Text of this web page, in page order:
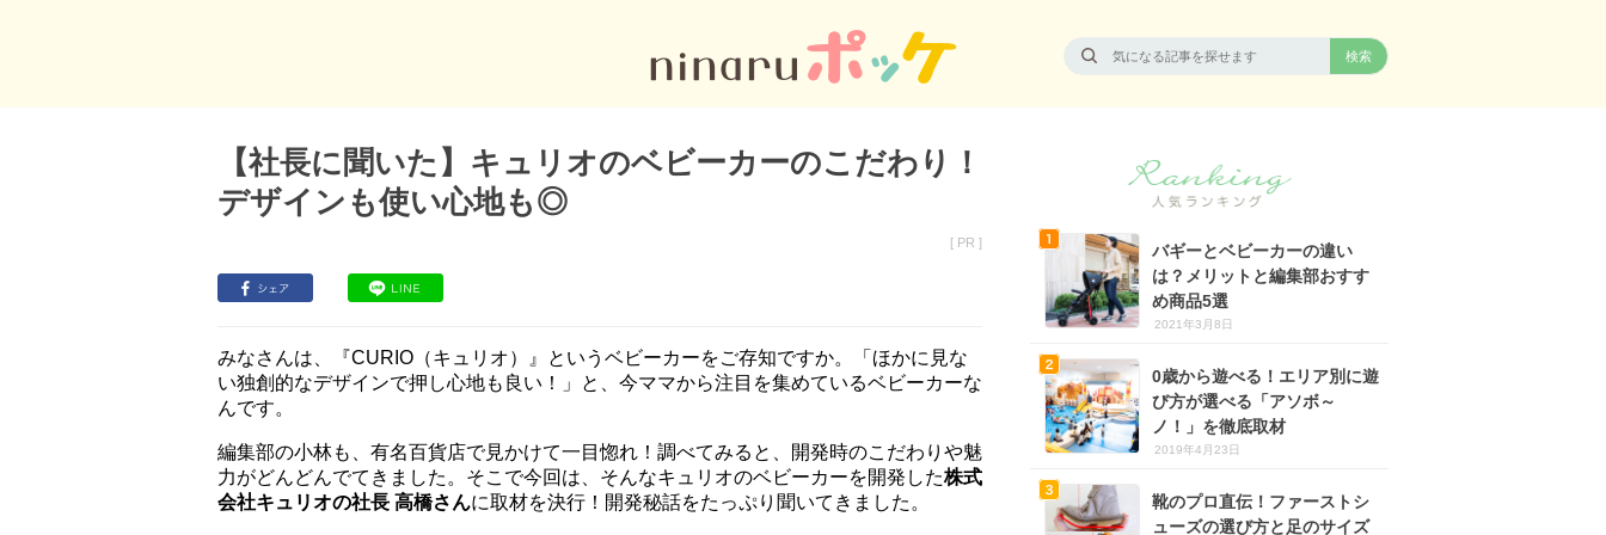
【社長に聞いた】キュリオのベビーカーのこだわり！
デザインも使い心地も◎
[ PR ]
みなさんは、『CURIO（キュリオ）』というベビーカーをご存知ですか。「ほかに見な
い独創的なデザインで押し心地も良い！」と、今ママから注目を集めているベビーカーな
んです。
編集部の小林も、有名百貨店で見かけて一目惚れ！調べてみると、開発時のこだわりや魅
力がどんどんでてきました。そこで今回は、そんなキュリオのベビーカーを開発した株式
会社キュリオの社長 高橋さんに取材を決行！開発秘話をたっぷり聞いてきました。
バギーとベビーカーの違い
は？メリットと編集部おすす
め商品5選
2021年3月8日
0歳から遊べる！エリア別に遊
び方が選べる「アソボ～
ノ！」を徹底取材
2019年4月23日
靴のプロ直伝！ファーストシ
ューズの選び方と足のサイズ